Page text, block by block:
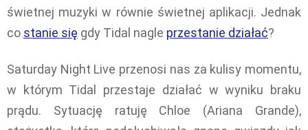
świetnej muzyki w równie świetnej aplikacji. Jednak
co stanie się gdy Tidal nagle przestanie działać?
Saturday Night Live przenosi nas za kulisy momentu,
w którym Tidal przestaje działać w wyniku braku
prądu. Sytuację ratuję Chloe (Ariana Grande),